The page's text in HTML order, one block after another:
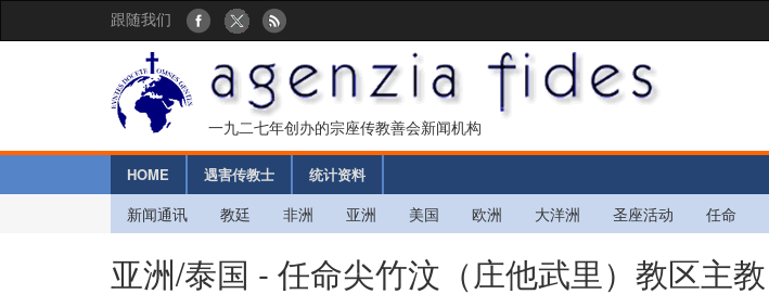
跟随我们
一九二七年创办的宗座传教善会新闻机构
HOME 遇害传教士 统计资料
新闻通讯 教廷 非洲 亚洲 美国 欧洲 大洋洲 圣座活动 任命
亚洲/泰国 - 任命尖竹汶（庄他武里）教区主教